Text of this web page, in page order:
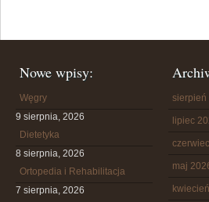
Nowe wpisy:
Węgry
9 sierpnia, 2026
Dietetyka
8 sierpnia, 2026
Ortopedia i Rehabilitacja
7 sierpnia, 2026
sierpień
lipiec
maj